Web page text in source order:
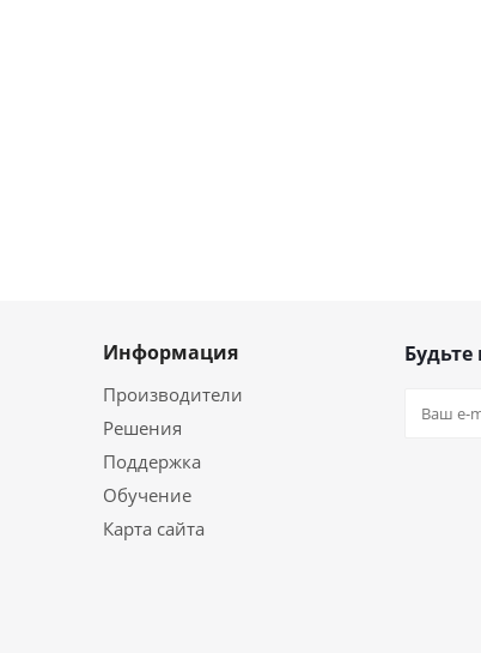
Информация
Производители
Решения
Поддержка
Обучение
Карта сайта
Будьте